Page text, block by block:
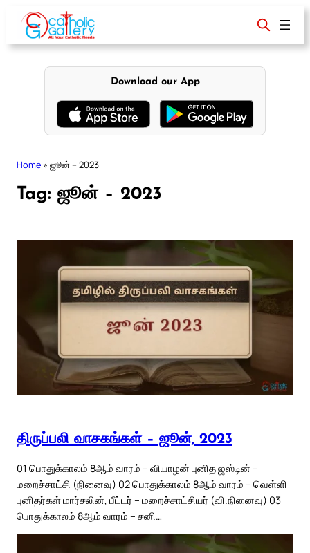
content
Download our App
Home » ஜூன் – 2023
Tag: ஜூன் – 2023
திருப்பலி வாசகங்கள் – ஜூன், 2023
01 பொதுக்காலம் 8ஆம் வாரம் – வியாழன் புனித ஜஸ்டின் –
மறைச்சாட்சி (நினைவு) 02 பொதுக்காலம் 8ஆம் வாரம் – வெள்ளி
புனிதர்கள் மார்சலின், பீட்டர் – மறைச்சாட்சியர் (வி.நினைவு) 03
பொதுக்காலம் 8ஆம் வாரம் – சனி…